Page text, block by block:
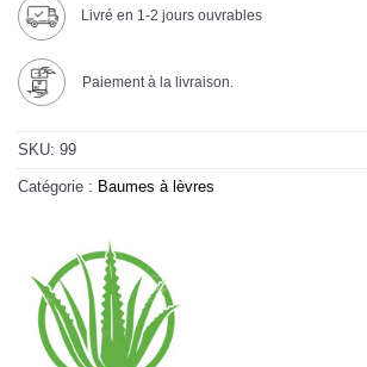
Livré en 1-2 jours ouvrables
Paiement à la livraison.
SKU: 99
Catégorie : Baumes à lèvres